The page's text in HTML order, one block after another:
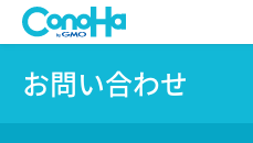
お問い合わせ